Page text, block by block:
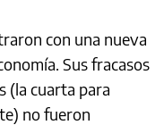
con una nueva
Sus fracasos
(la cuarta para
no fueron